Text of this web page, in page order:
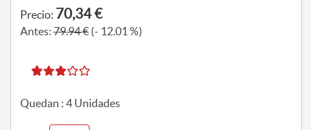
Precio: 70,34 €
Antes:79.94 €(- 12.01 %)
Quedan : 4Unidades